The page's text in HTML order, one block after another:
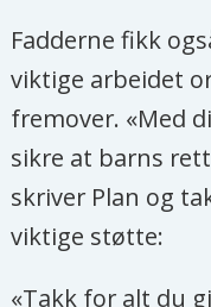
Fadderne fikk
viktige arbeidet
fremover. «Med
sikre at barns
skriver Plan og
viktige støtte:
«Takk for alt du